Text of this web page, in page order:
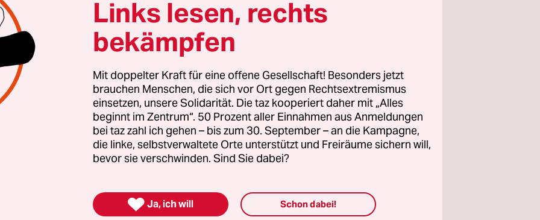
vorübergehend keine Flüge aus Großbritannien mehr
Am Sonntagabend hatten bereits Deutschland und
Staaten ihre Flugverbindungen mit
gekappt.
45 Staaten haben nach Agenturmeldungen ihre
zu Großbritannien eingestellt; in zahlreichen
wie Israel ist aufgrund der Covid-19-Pandemie
Einreise möglich. Manche Länder wie die Türkei haben
Dänemark, die Niederlande und Südafrika, wo der
auch nachgewiesen wurde.
Links lesen, rechts
bekämpfen
Mit doppelter Kraft für eine offene Gesellschaft! Besonders jetzt
brauchen Menschen, die sich vor Ort gegen Rechtsextremismus
einsetzen, unsere Solidarität. Die taz kooperiert daher mit „Alles
beginnt im Zentrum“. 50 Prozent aller Einnahmen aus Anmeldungen
bei taz zahl ich gehen – bis zum 30. September – an die Kampagne,
die linke, selbstverwaltete Orte unterstützt und Freiräume sichern will,
bevor sie verschwinden. Sind Sie dabei?
 Ja, ich will Schon dabei!